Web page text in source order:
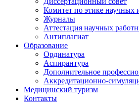
Комитет по этике научных
Журналы
Аттестация научных
Антиплагиат
Образование
Ординатура
Аспирантура
Дополнительное
Аккредитационно-
Медицинский туризм
Контакты